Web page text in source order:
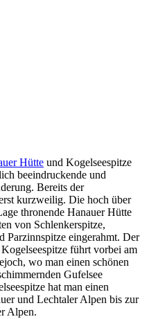
Hütte und Kogelseespitze
beeindruckende und
Bereits der
kurzweilig. Die hoch über
thronende Hanauer Hütte
von Schlenkerspitze,
Parzinnspitze eingerahmt. Der
führt vorbei am
wo man einen schönen
Gufelsee
hat man einen
und Lechtaler Alpen bis zur
Alpen.